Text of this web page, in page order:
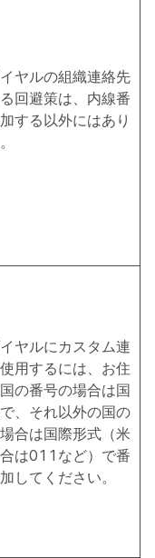
ヤルの組織連絡先
回避策は、内線番
する以外にはあり
ヤルにカスタム連
用するには、お住
の番号の場合は国
、それ以外の国の
合は国際形式（米
は011など）で番
してください。